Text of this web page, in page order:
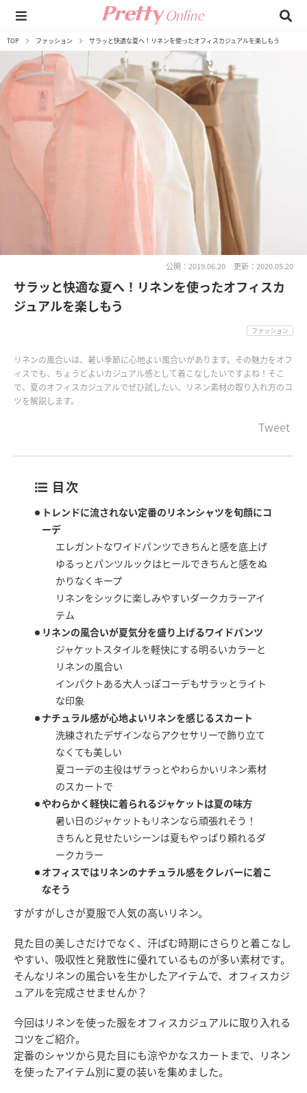
TOP ファッション サラッと快適な夏へ！リネンを使ったオフィスカジュアルを楽しもう
公開：2019.06.20 更新：2020.05.20
サラッと快適な夏へ！リネンを使ったオフィスカ
ジュアルを楽しもう
ファッション
リネンの風合いは、暑い季節に心地よい風合いがあります。その魅力をオフ
ィスでも、ちょうどよいカジュアル感として着こなしたいですよね！そこ
で、夏のオフィスカジュアルでぜひ試したい、リネン素材の取り入れ方のコ
ツを解説します。
Tweet
目次
トレンドに流されない定番のリネンシャツを旬顔にコ
ーデ
エレガントなワイドパンツできちんと感を底上げ
ゆるっとパンツルックはヒールできちんと感をぬ
かりなくキープ
リネンをシックに楽しみやすいダークカラーアイ
テム
リネンの風合いが夏気分を盛り上げるワイドパンツ
ジャケットスタイルを軽快にする明るいカラーと
リネンの風合い
インパクトある大人っぽコーデもサラッとライト
な印象
ナチュラル感が心地よいリネンを感じるスカート
洗練されたデザインならアクセサリーで飾り立て
なくても美しい
夏コーデの主役はザラっとやわらかいリネン素材
のスカートで
やわらかく軽快に着られるジャケットは夏の味方
暑い日のジャケットもリネンなら頑張れそう！
きちんと見せたいシーンは夏もやっぱり頼れるダ
ークカラー
オフィスではリネンのナチュラル感をクレバーに着こ
なそう
すがすがしさが夏服で人気の高いリネン。
見た目の美しさだけでなく、汗ばむ時期にさらりと着こなし
やすい、吸収性と発散性に優れているものが多い素材です。
そんなリネンの風合いを生かしたアイテムで、オフィスカジ
ュアルを完成させませんか？
今回はリネンを使った服をオフィスカジュアルに取り入れる
コツをご紹介。
定番のシャツから見た目にも涼やかなスカートまで、リネン
を使ったアイテム別に夏の装いを集めました。